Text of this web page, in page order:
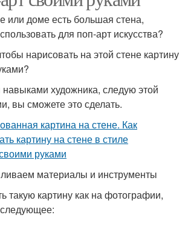
или доме есть большая стена,
для поп-арт искусства?
нарисовать на этой стене картину
художника, следую этой
вы сможете это сделать.
материалы и инструменты
такую картину как на фотографии,